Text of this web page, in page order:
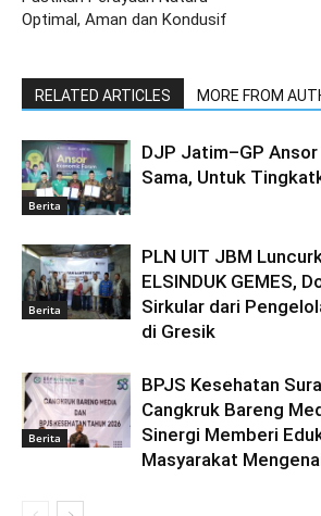
Optimal, Aman dan Kondusif
RELATED ARTICLES MORE FROM
Berita
DJP Jatim–GP
Sama, Untuk
Berita
PLN UIT JBM
ELSINDUK GEMES,
Sirkular dari
di Gresik
Berita
BPJS Kesehatan
Cangkruk Bareng
Sinergi Memberi
Masyarakat